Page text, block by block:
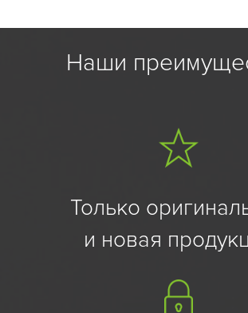
Наши
Только
и новая